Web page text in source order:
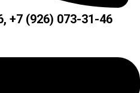
+7 (926) 073-31-46